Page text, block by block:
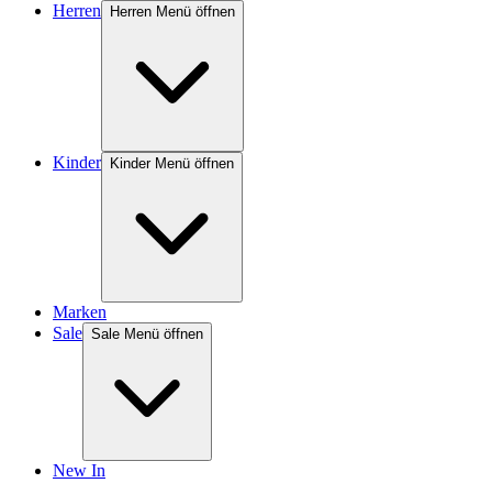
Herren Herren Menü öffnen
Kinder Kinder Menü öffnen
Marken
Sale Sale Menü öffnen
New In